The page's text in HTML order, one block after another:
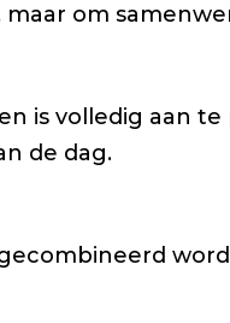
om
is volledig aan te
de dag.